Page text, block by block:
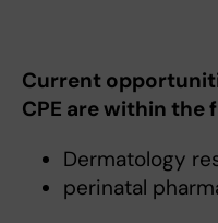
Current
CPE are within the
Dermatology
perinatal